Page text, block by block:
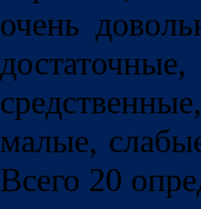
очень
малые,
Всего 20